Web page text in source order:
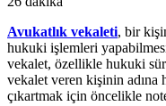
Avukatlık vekaleti, bir
hukuki işlemleri
vekalet, özellikle hukuki
vekalet veren kişinin adına
çıkartmak için öncelikle